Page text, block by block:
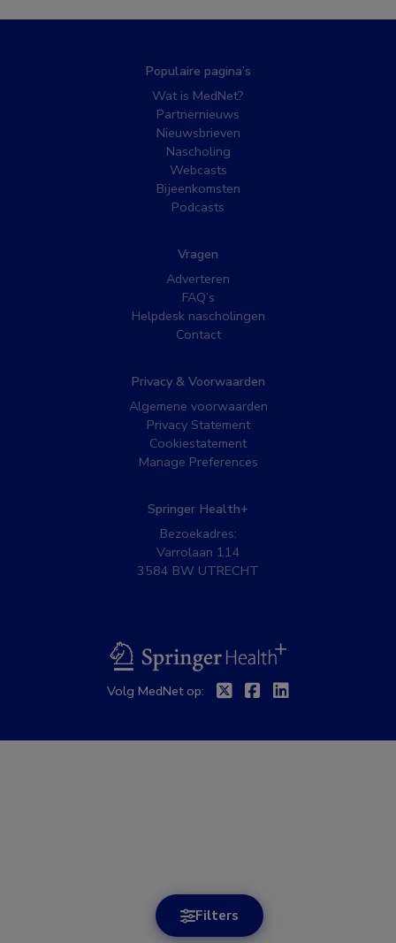
Filters
Populaire pagina’s
Wat is MedNet?
Partnernieuws
Nieuwsbrieven
Nascholing
Webcasts
Bijeenkomsten
Podcasts
Vragen
Adverteren
FAQ’s
Helpdesk nascholingen
Contact
Privacy & Voorwaarden
Algemene voorwaarden
Privacy Statement
Cookiestatement
Manage Preferences
Springer Health+
Bezoekadres:
Varrolaan 114
3584 BW UTRECHT
BSL
Volg MedNet op: TwitterFacebook
Linkedin